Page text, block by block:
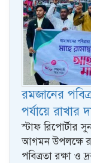
রমজানের
পর্যায়ে রাখার
স্টাফ রিপোর্টার
আগমন উপলক্ষে
পবিত্রতা রক্ষা ও